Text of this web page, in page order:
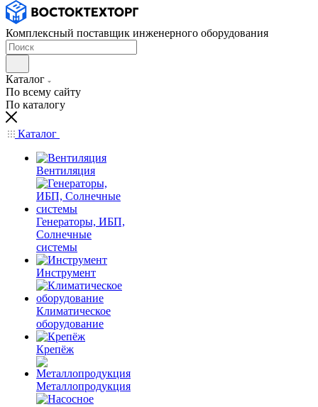
Комплексный поставщик инженерного оборудования
Каталог
По всему сайту
По каталогу
Каталог
Вентиляция
Генераторы, ИБП,
Солнечные
системы
Инструмент
Климатическое
оборудование
Крепёж
Металлопродукция